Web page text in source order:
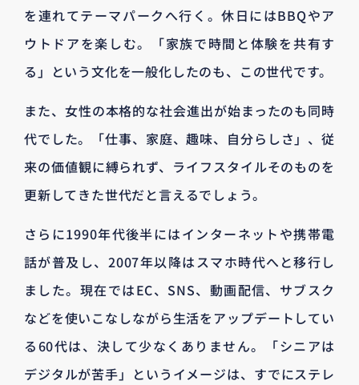
を連れてテーマパークへ行く。休日にはBBQやア
ウトドアを楽しむ。「家族で時間と体験を共有す
る」という文化を一般化したのも、この世代です。
また、女性の本格的な社会進出が始まったのも同時
代でした。「仕事、家庭、趣味、自分らしさ」、従
来の価値観に縛られず、ライフスタイルそのものを
更新してきた世代だと言えるでしょう。
さらに1990年代後半にはインターネットや携帯電
話が普及し、2007年以降はスマホ時代へと移行し
ました。現在ではEC、SNS、動画配信、サブスク
などを使いこなしながら生活をアップデートしてい
る60代は、決して少なくありません。「シニアは
デジタルが苦手」というイメージは、すでにステレ